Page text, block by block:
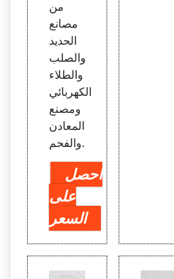
من
مصانع
الحديد
والصلب
والطلاء
الكهربائي
ومصنع
المعادن
والفحم.
احصل
على
السعر